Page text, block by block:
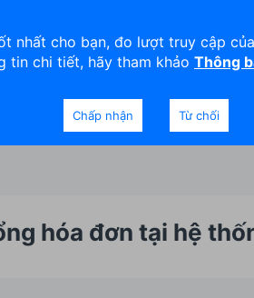
hóa đơn tại hệ
nhất cho bạn, đo lượt truy cập
tin chi tiết, hãy tham khảo Thông
Chấp nhận Từ chối